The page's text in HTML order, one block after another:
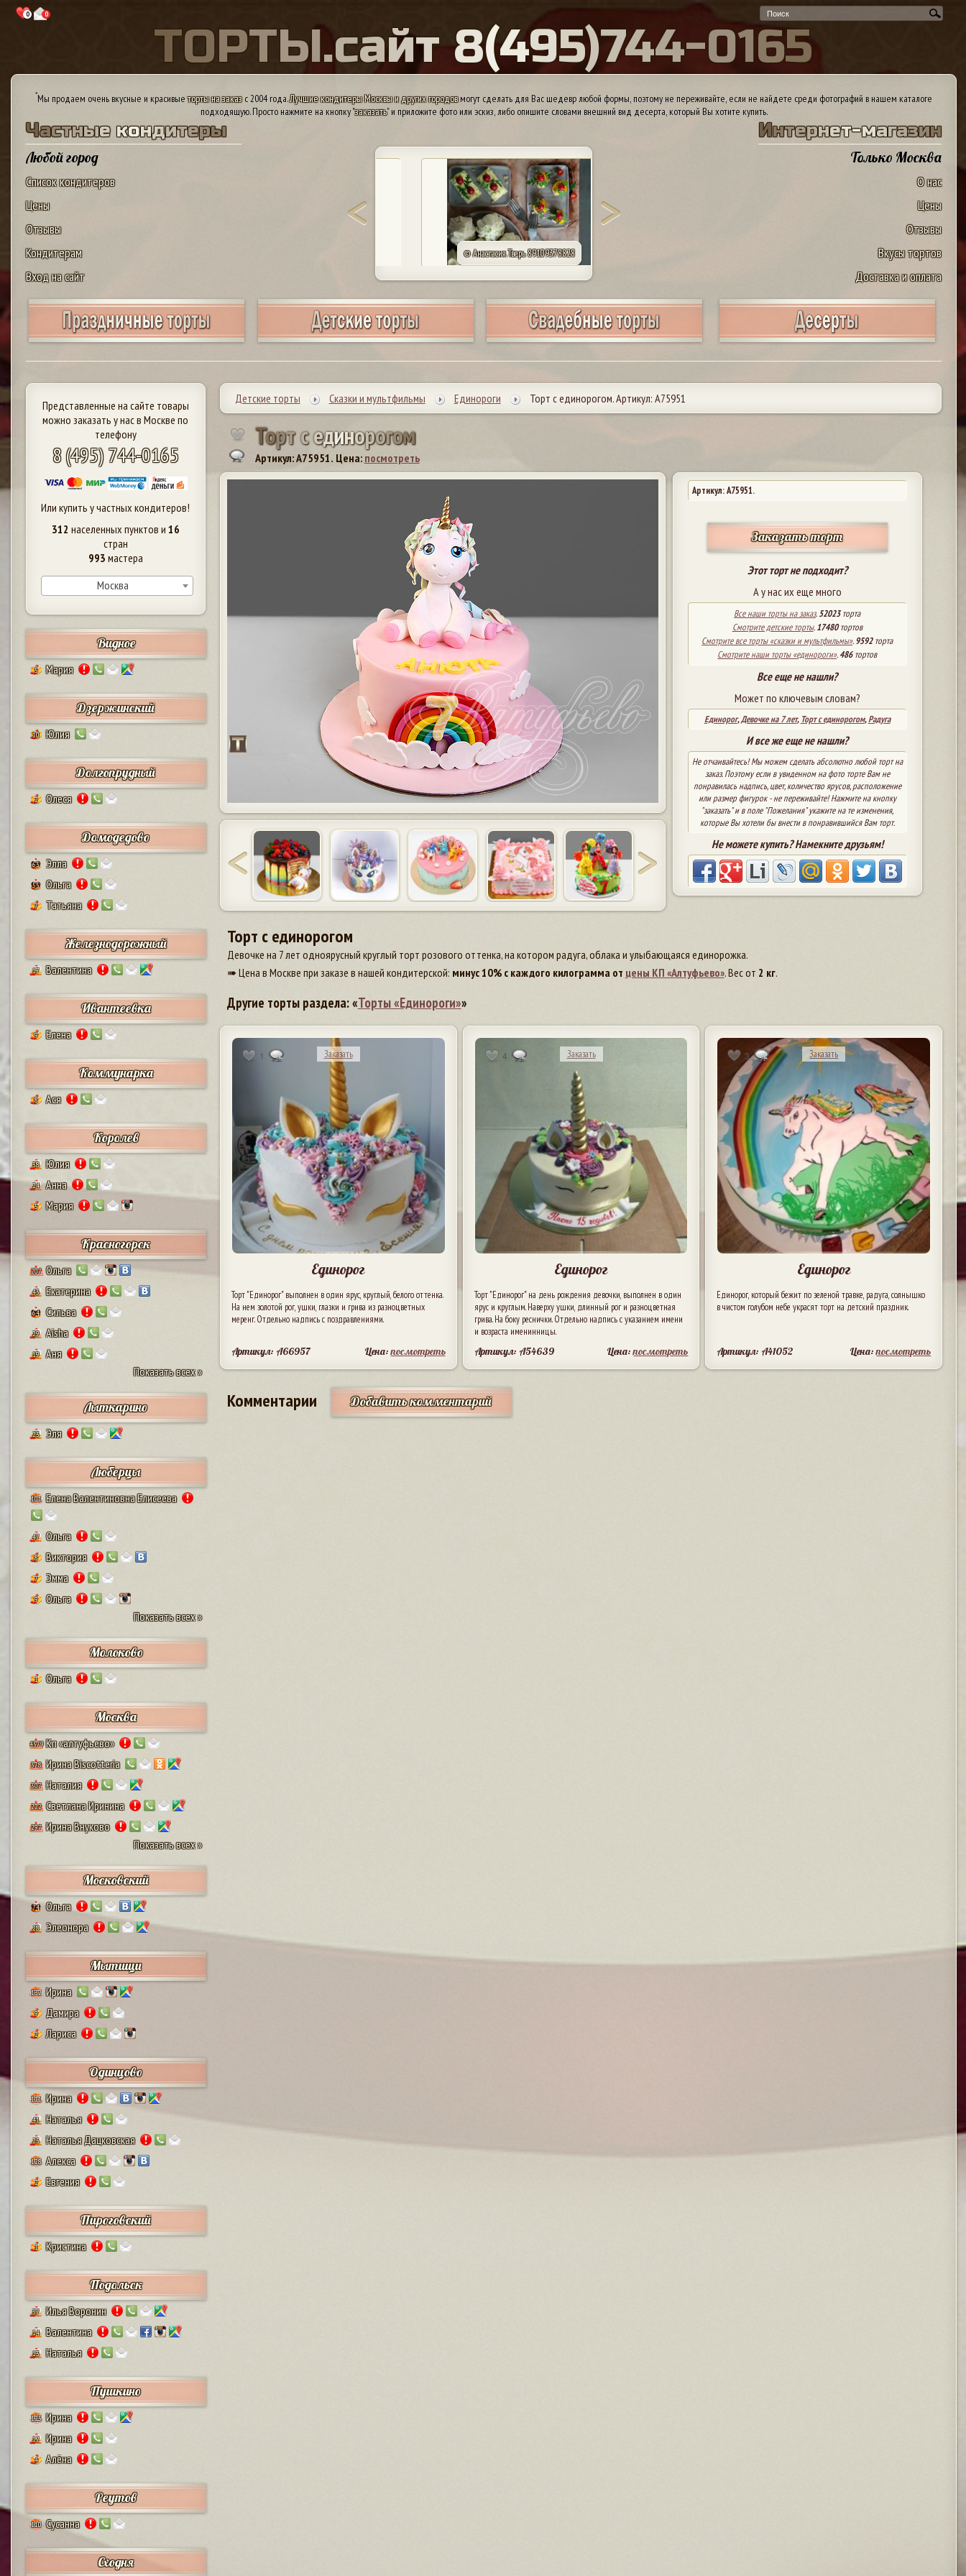
0 0
ТОРТЫ.сайт 8(495)744-0165
*Мы продаем очень вкусные и красивыеторты на заказс 2004 года.Лучшие кондитеры Москвы и других городовмогут сделать для Вас шедевр любой формы, поэтому не переживайте, если не найдете среди фотографий в нашем каталоге
подходящую. Просто нажмите на кнопку "заказать" и приложите фото или эскиз, либо опишите словами внешний вид десерта, который Вы хотите купить.
Частные кондитеры
Любой город
Список кондитеров
Цены
Отзывы
Кондитерам
Вход на сайт
Интернет-магазин
Только Москва
О нас
Цены
Отзывы
Вкусы тортов
Доставка и оплата
© Анастасия. Тверь 89109378828
Представленные на сайте товары
можно заказать у нас в Москве по
телефону
8 (495) 744-0165
Или купить у частных кондитеров!
312 населенных пунктов и 16
стран
993 мастера
Москва
Видное
5 Мария
Дзержинский
10 Юлия
Долгопрудный
2 Олеся
Домодедово
63 Элла
55 Ольга
7 Татьяна
Железнодорожный
17 Валентина
Ивантеевка
9 Елена
Коммунарка
8 Ася
Королев
38 Юлия
24 Анна
5 Мария
Красногорск
207 Ольга
43 Екатерина
64 Сильва
29 Aisha
19
Аня
Показать всех »
Лыткарино
23 Эля
Люберцы
101 Елена Валентиновна Елисеева
47 Ольга
8 Виктория
7 Эмма
9
Ольга
Показать всех »
Молоково
1 Ольга
Москва
4579 Кп «алтуфьево»
378 Ирина Biscotteria
307 Наталия
222 Светлана Иринина
297 Ирина Внуково
Показать всех »
Московский
74 Ольга
28 Элеонора
Мытищи
132 Ирина
9 Дамира
2 Лариса
Одинцово
111 Ирина
41 Наталья
25 Наталья Дацковская
128 Алекса
2 Евгения
Пироговский
1 Кристина
Подольск
37 Илья Воронин
14 Валентина
13 Наталья
Пушкино
125 Ирина
12 Ирина
4 Алёна
Реутов
110 Сусанна
Сходня
Детские торты Сказки и мультфильмы Единороги Торт с единорогом. Артикул: А75951
Тортсединорогом
Артикул: A75951. Цена: посмотреть
Артикул: A75951.
Заказать торт
Этот торт не подходит?
А у нас их еще много
Все наши торты на заказ.52023торта
Смотрите детские торты.17480тортов
Смотрите все торты «сказки и мультфильмы».9592торта
Смотрите наши торты «единороги».486тортов
Все еще не нашли?
Может по ключевым словам?
Единорог,Девочке на 7 лет, Торт с единорогом,Радуга
И все же еще не нашли?
Не отчаивайтесь! Мы можем сделать абсолютно любой торт на
заказ. Поэтому если в увиденном на фото торте Вам не
понравилась надпись, цвет, количество ярусов, расположение
или размер фигурок - не переживайте! Нажмите на кнопку
"заказать" и в поле "Пожелания" укажите на те изменения,
которые Вы хотели бы внести в понравившийся Вам торт.
Не можете купить? Намекните друзьям!
Торт с единорогом
Девочке на 7 лет одноярусный круглый торт розового оттенка, на котором радуга, облака и улыбающаяся единорожка.
➠ Цена в Москве при заказе в нашей кондитерской: минус 10% с каждого килограмма от цены КП «Алтуфьево». Вес от 2 кг.
Другие торты раздела: «Торты «Единороги»»
1 Заказать
Единорог
Торт "Единорог" выполнен в один ярус, круглый, белого оттенка.
На нем золотой рог, ушки, глазки и грива из разноцветных
меренг. Отдельно надпись с поздравлениями.
Артикул: A66957 Цена:посмотреть
4 Заказать
Единорог
Торт "Единорог" на день рождения девочки, выполнен в один
ярус и круглым. Наверху ушки, длинный рог и разноцветная
грива. На боку реснички. Отдельно надпись с указанием имени
и возраста именинницы.
Артикул: A54639 Цена:посмотреть
3 Заказать
Единорог
Единорог, который бежит по зеленой травке, радуга, солнышко
в чистом голубом небе украсят торт на детский праздник.
Артикул: A41052 Цена:посмотреть
Комментарии Добавить комментарий